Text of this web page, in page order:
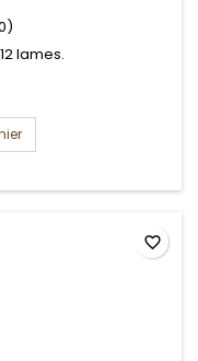
lames.
favorite_border